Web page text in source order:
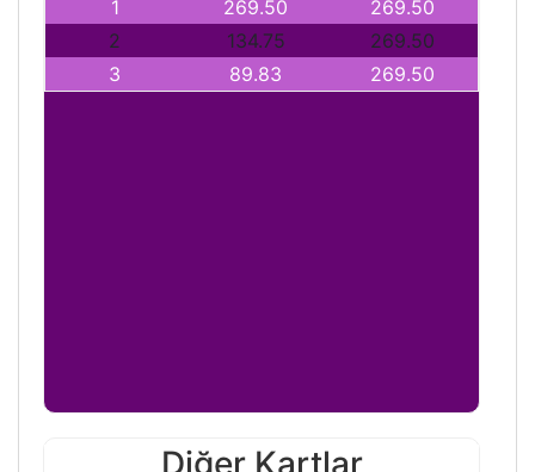
1
269.50
269.50
2
134.75
269.50
3
89.83 269.50
Diğer Kartlar